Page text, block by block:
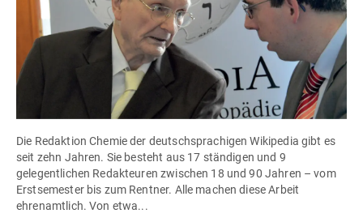
Die Redaktion Chemie der deutschsprachigen Wikipedia gibt es
seit zehn Jahren. Sie besteht aus 17 ständigen und 9
gelegentlichen Redakteuren zwischen 18 und 90 Jahren – vom
Erstsemester bis zum Rentner. Alle machen diese Arbeit
ehrenamtlich. Von etwa...